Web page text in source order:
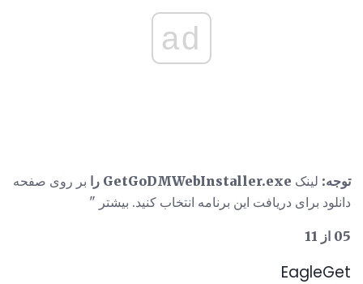
ad
توجه: لینک GetGoDMWebInstaller.exe را
بر روی صفحه
دانلود برای دریافت این برنامه انتخاب کنید. بیشتر "
05 از 11
EagleGet